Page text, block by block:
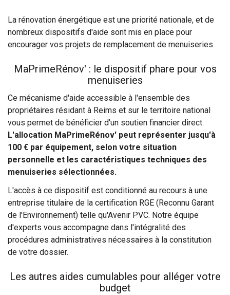
La rénovation énergétique est une priorité nationale, et de
nombreux dispositifs d'aide sont mis en place pour
encourager vos projets de remplacement de menuiseries.
MaPrimeRénov' : le dispositif phare pour vos
menuiseries
Ce mécanisme d'aide accessible à l'ensemble des
propriétaires résidant à Reims et sur le territoire national
vous permet de bénéficier d'un soutien financier direct.
L'allocation MaPrimeRénov' peut représenter jusqu'à
100 € par équipement, selon votre situation
personnelle et les caractéristiques techniques des
menuiseries sélectionnées.
L'accès à ce dispositif est conditionné au recours à une
entreprise titulaire de la certification RGE (Reconnu Garant
de l'Environnement) telle qu'Avenir PVC. Notre équipe
d'experts vous accompagne dans l'intégralité des
procédures administratives nécessaires à la constitution
de votre dossier.
Les autres aides cumulables pour alléger votre
budget